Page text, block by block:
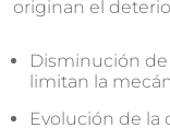
originan el
Disminución
limitan la
Evolución de la